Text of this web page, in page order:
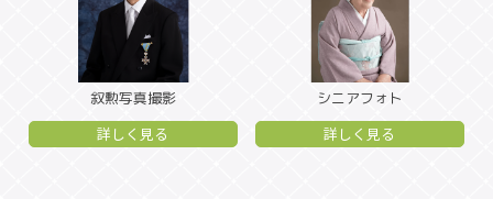
叙勲写真撮影
詳しく見る
シニアフォト
詳しく見る